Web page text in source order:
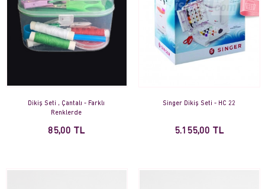
Dikiş Seti , Çantalı - Farklı
Renklerde
85,00 TL
Singer Dikiş Seti - HC 22
5.155,00 TL